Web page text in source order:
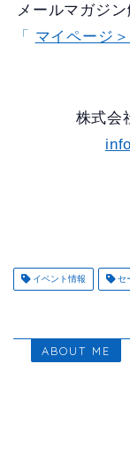
メールマガジ
「 マイページ
株式会
イベント情報 セ
ABOUT ME